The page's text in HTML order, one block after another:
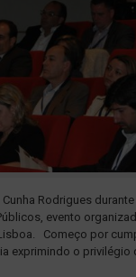
Rodrigues
evento
Começo por
exprimindo o